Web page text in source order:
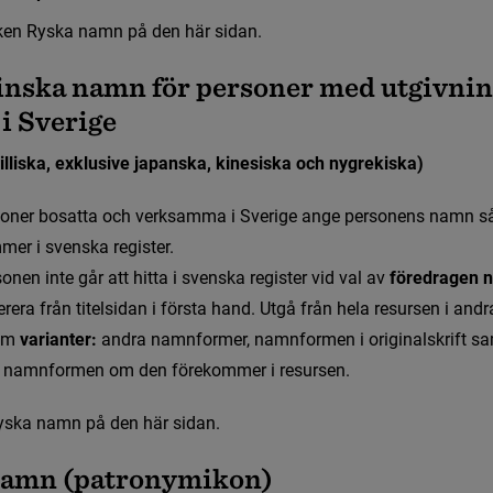
en Ryska namn på den här sidan.
namn för personer med
Sverige
exklusive japanska, kinesiska och nygrekiska)
oner bosatta och verksamma i Sverige ange personens namn s
mer i svenska register.
onen inte går att hitta i svenska register vid val av
från titelsidan i första hand. Utgå från hela resursen i
m varianter: andra namnformer, namnformen i originalskrift
om den förekommer i resursen.
ska namn på den här sidan.
(patronymikon)